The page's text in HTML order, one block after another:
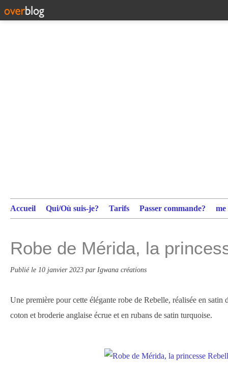
Accueil Qui/Où suis-je? Tarifs Passer commande?
Robe de Mérida, la
Publié le 10 janvier 2023 par Igwana créations
Une première pour cette élégante robe de Rebelle, réalisée en satin
coton et broderie anglaise écrue et en rubans de satin turquoise.